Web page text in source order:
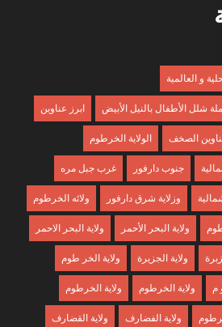
و العالمية
شلل الأطفال بالنيل الأبيض ابرز عناوين
الصخف الولاية الخرطوم
جنوب دارفور غرب جبل مره
وزلاية شرق دارفور ولائه الخرطوم
ولاية البحر الأحمر ولاية البحر الاحمر
ولاية الجزيرة ولاية الخر طوم
م ولاية الخرطوم ولاية الخرطوم
ولاية الفضارف ولاية القضارف